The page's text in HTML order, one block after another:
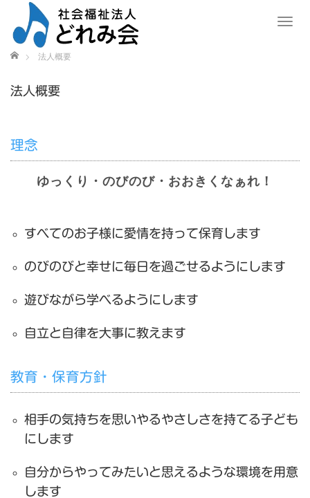
T
ホーム 法人概要
法人概要
理念
ゆっくり・のびのび・おおきくなぁれ！
すべてのお子様に愛情を持って保育します
のびのびと幸せに毎日を過ごせるようにします
遊びながら学べるようにします
自立と自律を大事に教えます
教育・保育方針
相手の気持ちを思いやるやさしさを持てる子ども
にします
自分からやってみたいと思えるような環境を用意
します